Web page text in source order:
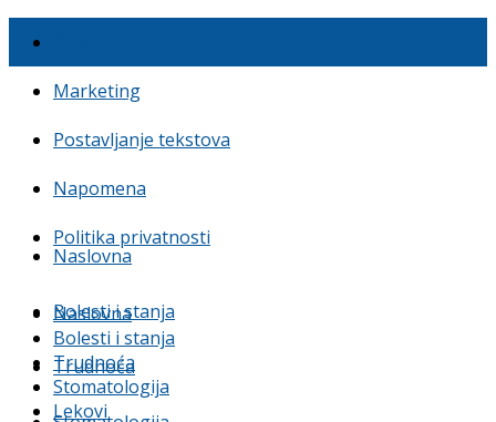
Marketing
Postavljanje tekstova
Napomena
Politika privatnosti
Naslovna
Bolesti i stanja
Trudnoća
Naslovna
Bolesti i stanja
Trudnoća
Stomatologija
Lekovi